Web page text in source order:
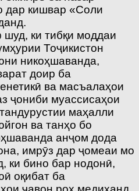
дар кишвар «Соли
ки тибқи моддаи
Тоҷикистон
никоҳшаванда,
доир ба
ва масъалаҳои
ҷониби муассисаҳои
маҳалли
ва танҳо бо
анҷом дода
имрӯз дар ҷомеаи мо
ки бино бар нодонӣ,
оқибат ба